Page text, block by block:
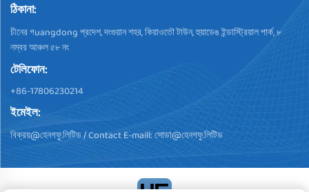
ঠিকানা:
চীনের গuangdong প্রদেশ, দংগুয়ান শহর, কিয়াওতৌ টাউন, হুয়াডেঙ ইন্ডাস্ট্রিয়াল পার্ক, ৮
নম্বর আঞ্চল ৫৮ নং
টেলিফোন:
+86-17806230214
ইমেইল:
বিক্রয়@হেনগফু.লিটিড/ Contact E-maill:সোডা@হেনগফু.লিটিড